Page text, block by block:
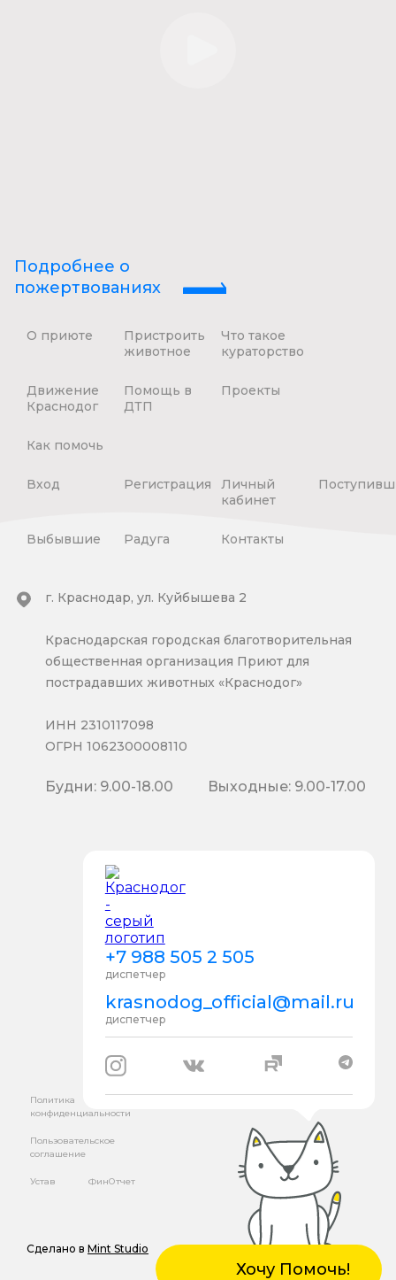
Хочу Помочь!
Подробнее о
пожертвованиях
О приюте
Пристроить
животное
Что такое
кураторство
Движение
Краснодог
Помощь в
ДТП
Проекты
Как помочь
Вход Регистрация
Личный
кабинет
Выбывшие Радуга Контакты
+7 988 505 2 505
диспетчер
krasnodog_official@mail.ru
диспетчер
г. Краснодар, ул. Куйбышева 2
Краснодарская городская благотворительная
общественная организация Приют для
пострадавших животных «Краснодог»
ИНН 2310117098
ОГРН 1062300008110
Будни: 9.00-18.00 Выходные: 9.00-17.00
Политика
конфиденциальности
Пользовательское
соглашение
Устав ФинОтчет
Сделано в Mint Studio